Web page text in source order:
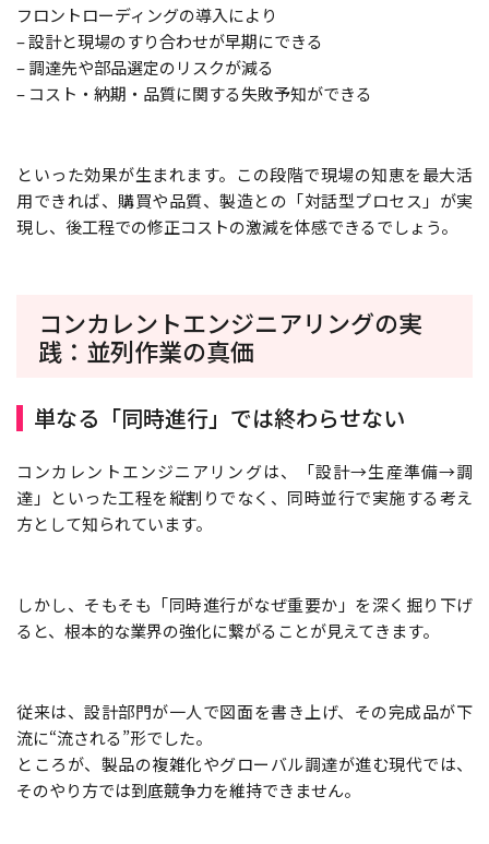
フロントローディングの導入により
– 設計と現場のすり合わせが早期にできる
– 調達先や部品選定のリスクが減る
– コスト・納期・品質に関する失敗予知ができる
といった効果が生まれます。この段階で現場の知恵を最大活
用できれば、購買や品質、製造との「対話型プロセス」が実
現し、後工程での修正コストの激減を体感できるでしょう。
コンカレントエンジニアリングの実
践：並列作業の真価
単なる「同時進行」では終わらせない
コンカレントエンジニアリングは、「設計→生産準備→調
達」といった工程を縦割りでなく、同時並行で実施する考え
方として知られています。
しかし、そもそも「同時進行がなぜ重要か」を深く掘り下げ
ると、根本的な業界の強化に繋がることが見えてきます。
従来は、設計部門が一人で図面を書き上げ、その完成品が下
流に“流される”形でした。
ところが、製品の複雑化やグローバル調達が進む現代では、
そのやり方では到底競争力を維持できません。